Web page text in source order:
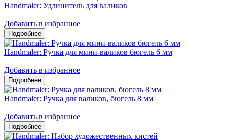
Handmaler: Удлинитель для валиков
Добавить в избранное
Handmaler: Ручка для мини-валиков бюгель 6 мм
Добавить в избранное
Handmaler: Ручка для валиков, бюгель 8 мм
Добавить в избранное